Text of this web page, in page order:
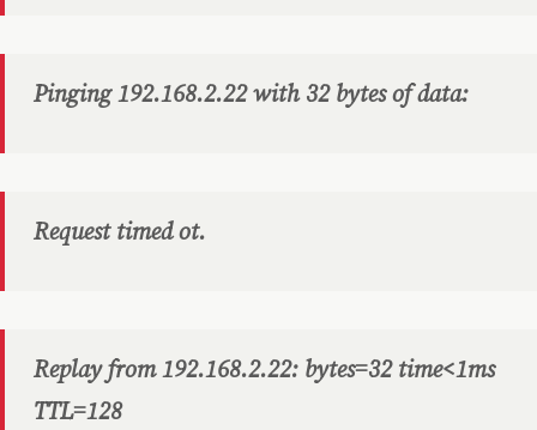
Pinging 192.168.2.22 with 32 bytes of data:
Request timed ot.
Replay from 192.168.2.22: bytes=32 time<1ms
TTL=128